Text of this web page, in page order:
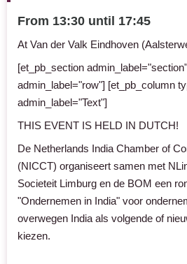
From 13:30 until 17:45
At Van der Valk Eindhoven
[et_pb_section
admin_label="row"] [et_pb_column
admin_label="Text"]
THIS EVENT IS HELD IN DUTCH!
De Netherlands India Chamber of
(NICCT) organiseert samen met
Societeit Limburg en de BOM een
"Ondernemen in India" voor
overwegen India als volgende of
kiezen.